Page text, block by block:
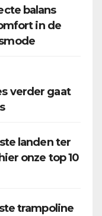
balans
in de
verder gaat
landen ter
onze top 10
trampoline